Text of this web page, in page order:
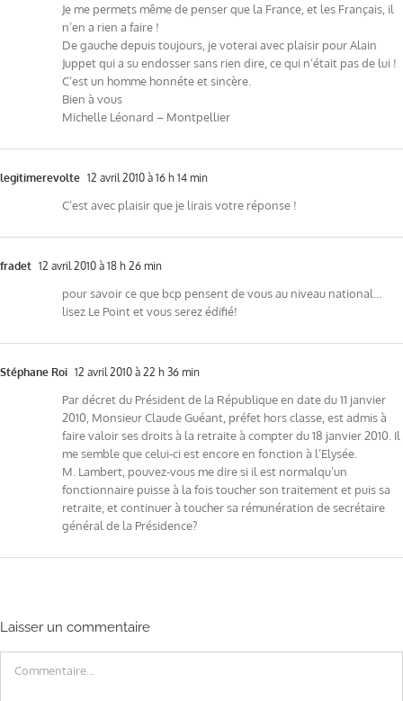
Je me permets même de penser que la France, et les Français, il
n’en a rien a faire !
De gauche depuis toujours, je voterai avec plaisir pour Alain
Juppet qui a su endosser sans rien dire, ce qui n’était pas de lui !
C’est un homme honnéte et sincère.
Bien à vous
Michelle Léonard – Montpellier
legitimerevolte 12 avril 2010 à 16 h 14 min
C’est avec plaisir que je lirais votre réponse !
fradet 12 avril 2010 à 18 h 26 min
pour savoir ce que bcp pensent de vous au niveau national…
lisez Le Point et vous serez édifié!
Stéphane Roi 12 avril 2010 à 22 h 36 min
Par décret du Président de la République en date du 11 janvier
2010, Monsieur Claude Guéant, préfet hors classe, est admis à
faire valoir ses droits à la retraite à compter du 18 janvier 2010. Il
me semble que celui-ci est encore en fonction à l’Elysée.
M. Lambert, pouvez-vous me dire si il est normalqu’un
fonctionnaire puisse à la fois toucher son traitement et puis sa
retraite, et continuer à toucher sa rémunération de secrétaire
général de la Présidence?
Laisser un commentaire